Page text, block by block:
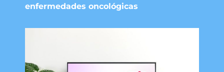
enfermedades oncológicas